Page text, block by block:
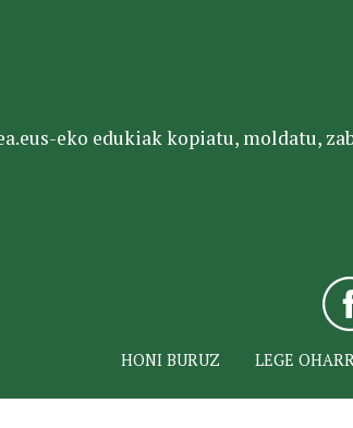
eko edukiak kopiatu, moldatu,
HONI BURUZ LEGE